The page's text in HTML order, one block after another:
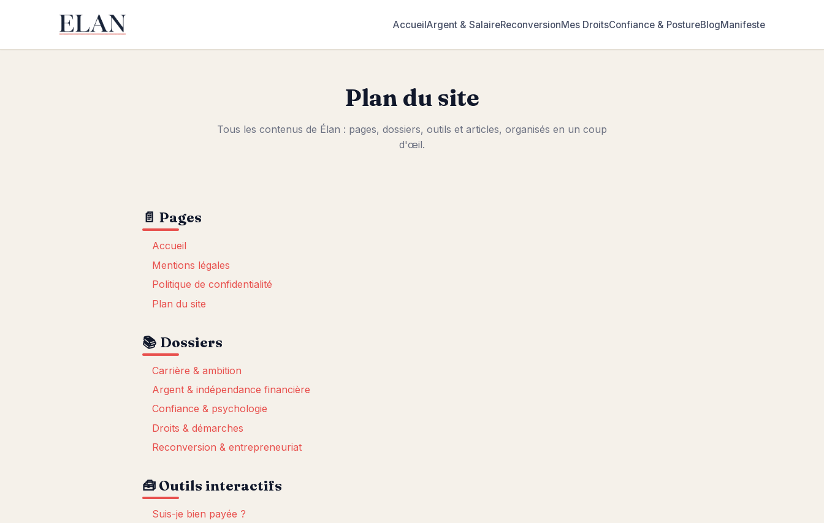
AccueilArgent & SalaireReconversionMes DroitsConfiance & PostureBlogManifeste
Plan du site
Tous les contenus de Élan : pages, dossiers, outils et articles, organisés en un coup
d'œil.
📄 Pages
Accueil
Mentions légales
Politique de confidentialité
Plan du site
📚 Dossiers
Carrière & ambition
Argent & indépendance financière
Confiance & psychologie
Droits & démarches
Reconversion & entrepreneuriat
🧰 Outils interactifs
Suis-je bien payée ?